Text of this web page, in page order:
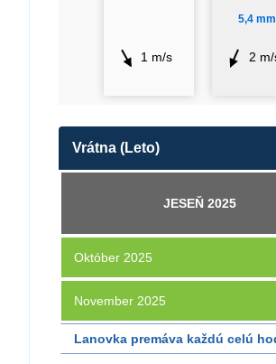
1 m/s
5,4 mm
2
Vrátna (Leto)
JESEŇ 2025
Október 2025
November 2025
Lanovka premáva každú celú